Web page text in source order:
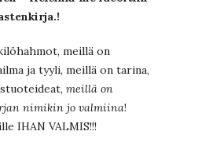
meillä on
ja tyyli, meillä on tarina,
meillä on
nimikin jo valmiina!
IHAN VALMIS!!!